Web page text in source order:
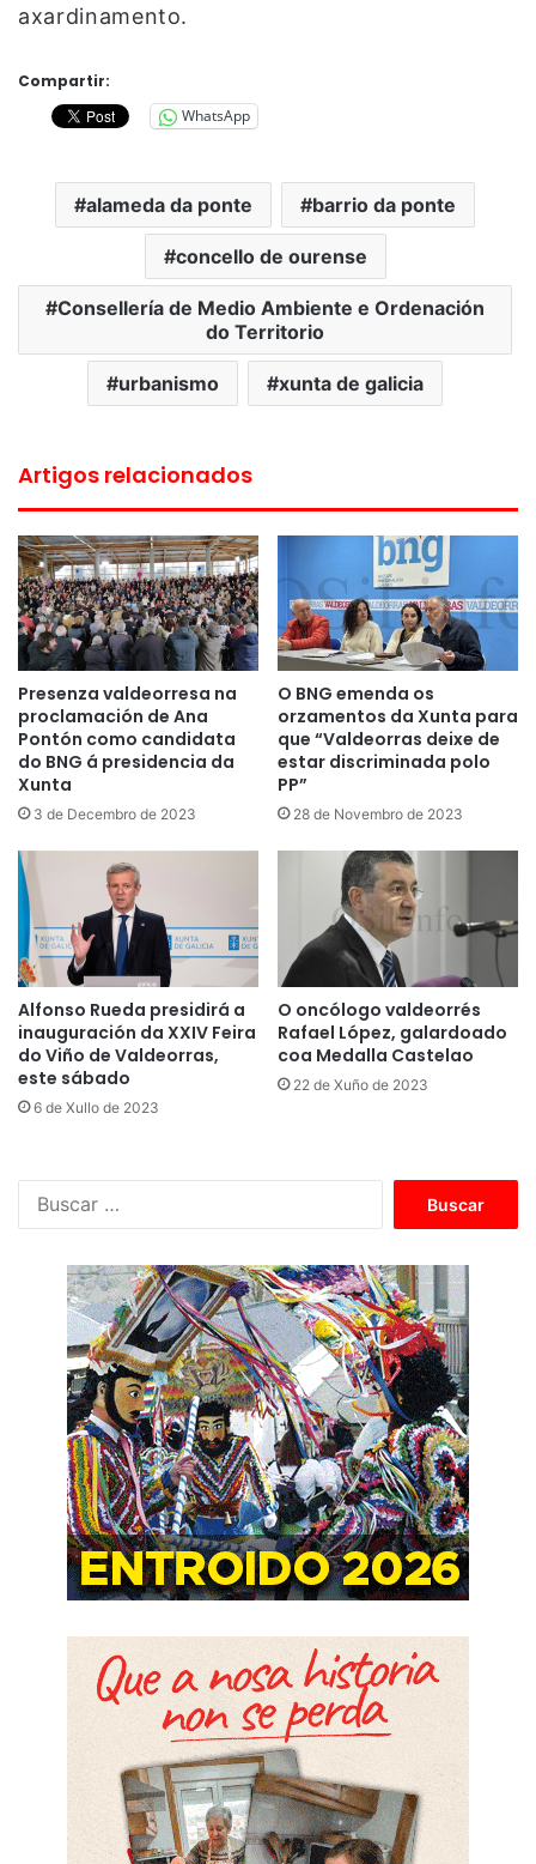
axardinamento.
Compartir:
WhatsApp
alameda da ponte barrio da ponte
concello de ourense
Consellería de Medio Ambiente e Ordenación
do Territorio
urbanismo xunta de galicia
Artigos relacionados
Presenza valdeorresa na
proclamación de Ana
Pontón como candidata
do BNG á presidencia da
Xunta
3 de Decembro de 2023
O BNG emenda os
orzamentos da Xunta para
que “Valdeorras deixe de
estar discriminada polo
PP”
28 de Novembro de 2023
Alfonso Rueda presidirá a
inauguración da XXIV Feira
do Viño de Valdeorras,
este sábado
6 de Xullo de 2023
O oncólogo valdeorrés
Rafael López, galardoado
coa Medalla Castelao
22 de Xuño de 2023
c
a
r
: